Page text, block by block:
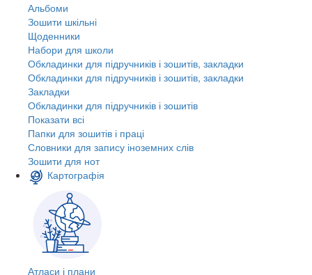
Альбоми
Зошити шкільні
Щоденники
Набори для школи
Обкладинки для підручників і зошитів, закладки
Обкладинки для підручників і зошитів, закладки
Закладки
Обкладинки для підручників і зошитів
Показати всі
Папки для зошитів і праці
Словники для запису іноземних слів
Зошити для нот
Картографія
Атласи і плани